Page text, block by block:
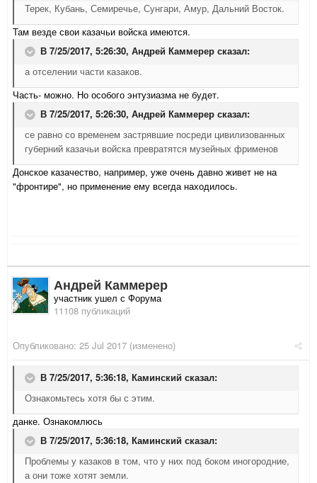
Терек, Кубань, Семиречье, Сунгари, Амур, Дальний Восток.
Там везде свои казачьи войска имеются.
В 7/25/2017, 5:26:30, Андрей Каммерер сказал:
а отселении части казаков.
Часть- можно. Но особого энтузиазма не будет.
В 7/25/2017, 5:26:30, Андрей Каммерер сказал:
се равно со временем застрявшие посреди цивилизованных
губерний казачьи войска превратятся музейных фрименов
Донское казачество, например, уже очень давно живет не на
"фронтире", но применение ему всегда находилось.
Андрей Каммерер
участник ушел с Форума
11108 публикаций
Опубликовано: 25 Jul 2017 (изменено)
В 7/25/2017, 5:36:18, Каминский сказал:
Ознакомьтесь хотя бы с этим.
данке. Ознакомлюсь
В 7/25/2017, 5:36:18, Каминский сказал:
Проблемы у казаков в том, что у них под боком иногородние,
а они тоже хотят земли.